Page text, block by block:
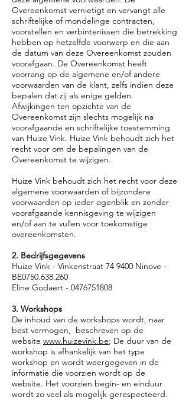
Overeenkomst vernietigt en vervangt alle
schriftelijke of mondelinge contracten,
voorstellen en verbintenissen die betrekking
hebben op hetzelfde voorwerp en die aan
de datum van deze Overeenkomst zouden
voorafgaan. De Overeenkomst heeft
voorrang op de algemene en/of andere
voorwaarden van de klant, zelfs indien deze
bepalen dat zij als enige gelden.
Afwijkingen ten opzichte van de
Overeenkomst zijn slechts mogelijk na
voorafgaande en schriftelijke toestemming
van Huize Vink. Huize Vink behoudt zich het
recht voor om de bepalingen van de
Overeenkomst te wijzigen.
Huize Vink behoudt zich het recht voor deze
algemene voorwaarden of bijzondere
voorwaarden op ieder ogenblik en zonder
voorafgaande kennisgeving te wijzigen
en/of aan te vullen voor toekomstige
overeenkomsten.
2. Bedrijfsgegevens
Huize Vink - Vinkenstraat 74 9400 Ninove -
BE0750.638.260
Eline Godaert - 0476751808
3. Workshops
De inhoud van de workshops wordt, naar
best vermogen, beschreven op de
website www.huizevink.be; De duur van de
workshop is afhankelijk van het type
workshop en wordt weergegeven in de
informatie die voorzien wordt op de
website. Het voorzien begin- en einduur
wordt zo veel als mogelijk gerespecteerd.